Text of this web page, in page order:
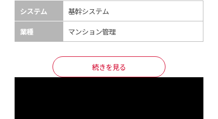
システム
基幹システム
業種
マンション管理
続きを見る